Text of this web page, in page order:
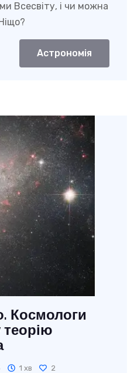
Всесвіту, і чи можна
Астрономія
Космологи
теорію
1 хв
2